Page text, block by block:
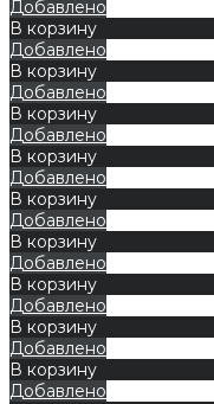
Добавлено
В корзину
Добавлено
В корзину
Добавлено
В корзину
Добавлено
В корзину
Добавлено
В корзину
Добавлено
В корзину
Добавлено
В корзину
Добавлено
В корзину
Добавлено
В корзину
Добавлено